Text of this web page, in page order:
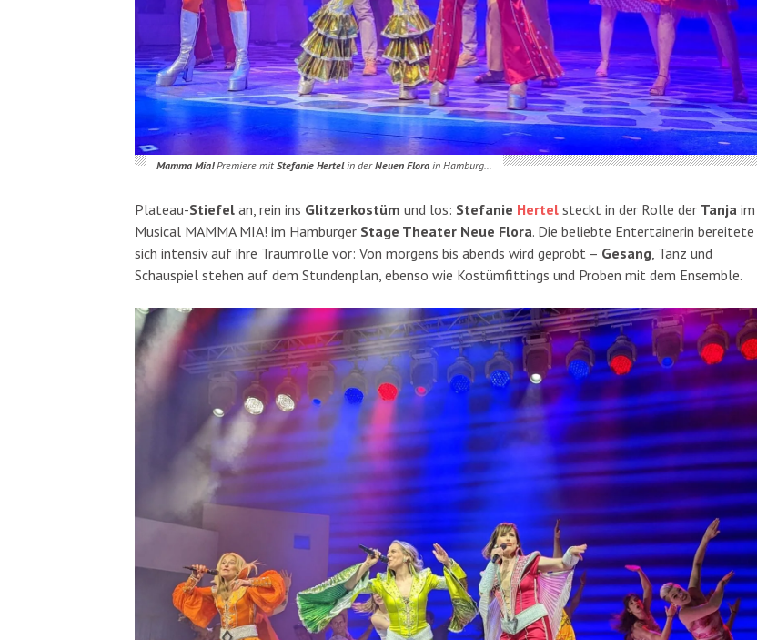
Mamma Mia!Premiere mit Stefanie Hertelin derNeuen Florain Hamburg…
Plateau-Stiefel an, rein ins Glitzerkostüm und los: Stefanie Hertel steckt in der Rolle der Tanja im
Musical MAMMA MIA! im Hamburger Stage Theater Neue Flora. Die beliebte Entertainerin bereitete
sich intensiv auf ihre Traumrolle vor: Von morgens bis abends wird geprobt – Gesang, Tanz und
Schauspiel stehen auf dem Stundenplan, ebenso wie Kostümfittings und Proben mit dem Ensemble.